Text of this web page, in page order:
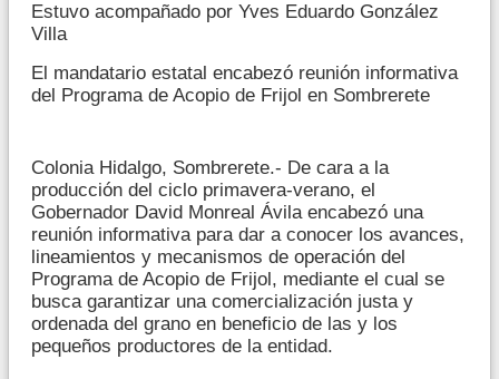
Estuvo acompañado por Yves Eduardo González
Villa
El mandatario estatal encabezó reunión informativa
del Programa de Acopio de Frijol en Sombrerete
Colonia Hidalgo, Sombrerete.- De cara a la
producción del ciclo primavera-verano, el
Gobernador David Monreal Ávila encabezó una
reunión informativa para dar a conocer los avances,
lineamientos y mecanismos de operación del
Programa de Acopio de Frijol, mediante el cual se
busca garantizar una comercialización justa y
ordenada del grano en beneficio de las y los
pequeños productores de la entidad.